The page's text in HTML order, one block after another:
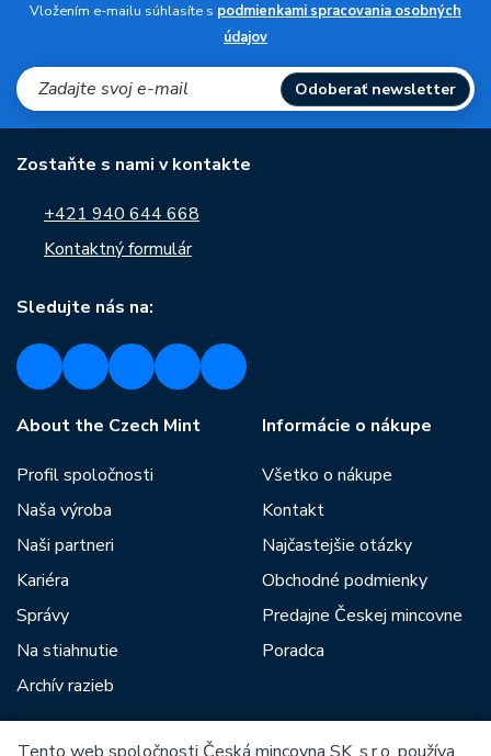
Vložením e-mailu súhlasíte s podmienkami spracovania osobných
údajov
Odoberať newsletter
Zostaňte s nami v kontakte
+421 940 644 668
Kontaktný formulár
Sledujte nás na:
About the Czech Mint
Profil spoločnosti
Naša výroba
Naši partneri
Kariéra
Správy
Na stiahnutie
Archív razieb
Informácie o nákupe
Všetko o nákupe
Kontakt
Najčastejšie otázky
Obchodné podmienky
Predajne Českej mincovne
Poradca